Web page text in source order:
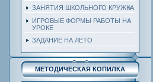
ЗАНЯТИЯ ШКОЛЬНОГО КРУЖКА
ИГРОВЫЕ ФОРМЫ РАБОТЫ НА
УРОКЕ
ЗАДАНИЕ НА ЛЕТО
МЕТОДИЧЕСКАЯ КОПИЛКА